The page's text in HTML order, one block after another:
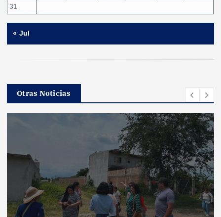
31
« Jul
Otras Noticias